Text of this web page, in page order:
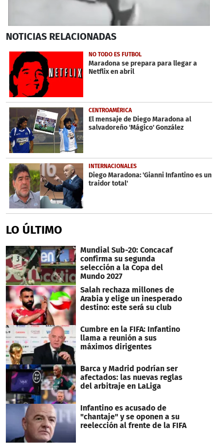
seconds
6
minutes,
seconds
NOTICIAS RELACIONADAS
NO TODO ES FUTBOL
Maradona se prepara para llegar a
Netflix en abril
CENTROAMÉRICA
El mensaje de Diego Maradona al
salvadoreño 'Mágico' González
INTERNACIONALES
Diego Maradona: 'Gianni Infantino es un
traidor total'
LO ÚLTIMO
Mundial Sub-20: Concacaf
confirma su segunda
selección a la Copa del
Mundo 2027
Salah rechaza millones de
Arabia y elige un inesperado
destino: este será su club
Cumbre en la FIFA: Infantino
llama a reunión a sus
máximos dirigentes
Barca y Madrid podrían ser
afectados: las nuevas reglas
del arbitraje en LaLiga
Infantino es acusado de
"chantaje" y se oponen a su
reelección al frente de la FIFA